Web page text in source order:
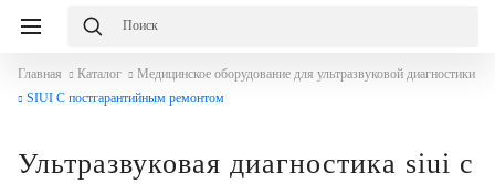
Главная Каталог
Медицинское оборудование для ультразвуковой диагностики
SIUI С постгарантийным ремонтом
Ультразвуковая диагностика siui с